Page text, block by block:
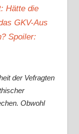
Hätte die
GKV-Aus
Spoiler:
der Vefragten
Obwohl